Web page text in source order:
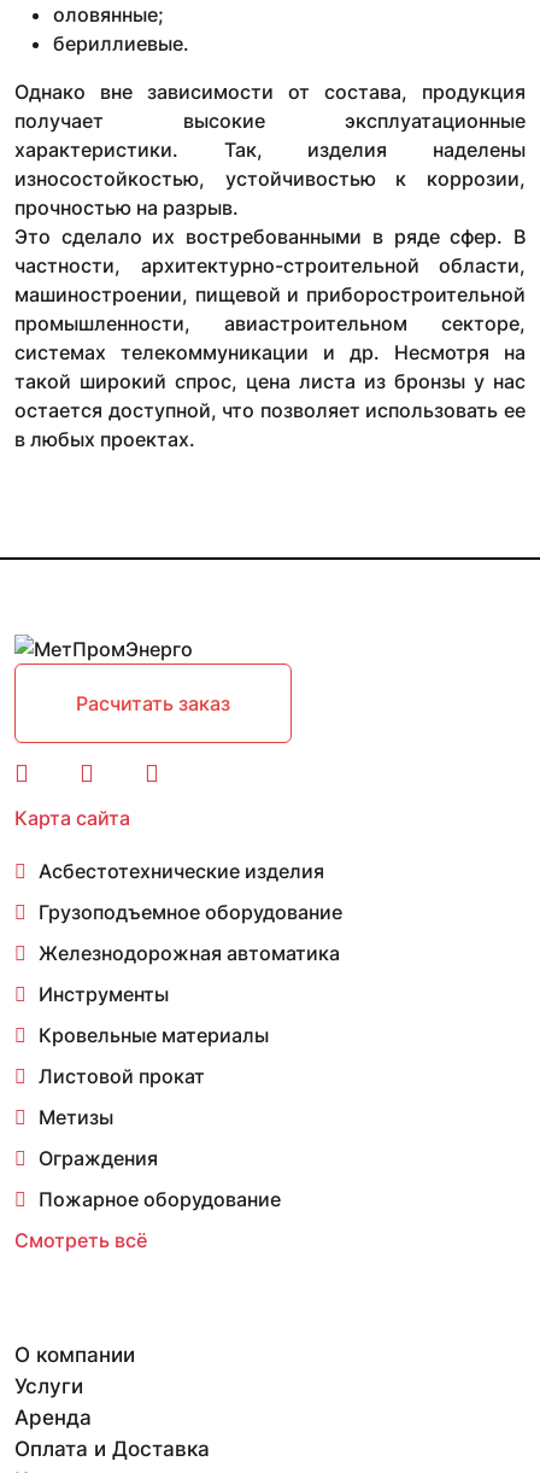
оловянные;
бериллиевые.
Однако вне зависимости от состава, продукция
получает высокие эксплуатационные
характеристики. Так, изделия наделены
износостойкостью, устойчивостью к коррозии,
прочностью на разрыв.
Это сделало их востребованными в ряде сфер. В
частности, архитектурно-строительной области,
машиностроении, пищевой и приборостроительной
промышленности, авиастроительном секторе,
системах телекоммуникации и др. Несмотря на
такой широкий спрос, цена листа из бронзы у нас
остается доступной, что позволяет использовать ее
в любых проектах.
Расчитать заказ
Карта сайта
Асбестотехнические изделия
Грузоподъемное оборудование
Железнодорожная автоматика
Инструменты
Кровельные материалы
Листовой прокат
Метизы
Ограждения
Пожарное оборудование
Смотреть всё
О компании
Услуги
Аренда
Оплата и Доставка